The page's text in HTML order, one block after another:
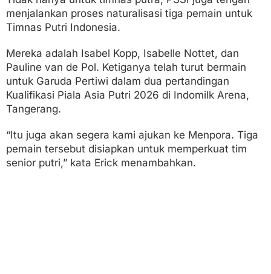
menjalankan proses naturalisasi tiga pemain untuk
Timnas Putri Indonesia.
Mereka adalah Isabel Kopp, Isabelle Nottet, dan
Pauline van de Pol. Ketiganya telah turut bermain
untuk Garuda Pertiwi dalam dua pertandingan
Kualifikasi Piala Asia Putri 2026 di Indomilk Arena,
Tangerang.
“Itu juga akan segera kami ajukan ke Menpora. Tiga
pemain tersebut disiapkan untuk memperkuat tim
senior putri,” kata Erick menambahkan.